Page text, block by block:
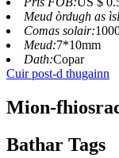
Meud òrdugh as
Comas solair:
Meud:7*10mm
Dath:Copar
Cuir post-d thugainn
Mion-
Bathar Tags